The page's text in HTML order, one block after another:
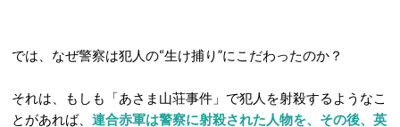
では、なぜ警察は犯人の“生け捕り”にこだわったのか？
それは、もしも「あさま山荘事件」で犯人を射殺するようなこ
とがあれば、 連合赤軍は警察に射殺された人物を、その後、英